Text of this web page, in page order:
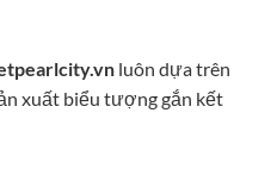
luôn dựa trên
xuất biểu tượng gắn kết